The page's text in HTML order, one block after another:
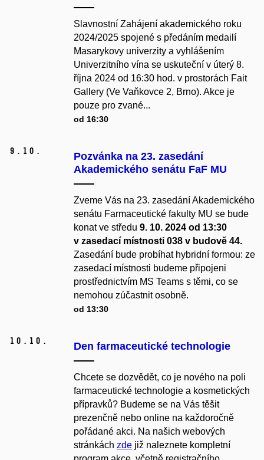
Slavnostní Zahájení akademického roku
2024/2025 spojené s předáním medailí
Masarykovy univerzity a vyhlášením
Univerzitního vína se uskuteční v úterý 8.
října 2024 od 16:30 hod. v prostorách Fait
Gallery (Ve Vaňkovce 2, Brno). Akce je
pouze pro zvané...
od 16:30
9. 10.
Pozvánka na 23. zasedání
Akademického senátu FaF MU
Zveme Vás na 23. zasedání Akademického
senátu Farmaceutické fakulty MU se bude
konat ve středu 9. 10. 2024 od 13:30
v zasedací místnosti 038 v budově 44.
Zasedání bude probíhat hybridní formou: ze
zasedací místnosti budeme připojeni
prostřednictvím MS Teams s těmi, co se
nemohou zúčastnit osobně.
od 13:30
10. 10. Den farmaceutické technologie
Chcete se dozvědět, co je nového na poli
farmaceutické technologie a kosmetických
přípravků? Budeme se na Vás těšit
prezenčně nebo online na každoročně
pořádané akci. Na našich webových
stránkách zde již naleznete kompletní